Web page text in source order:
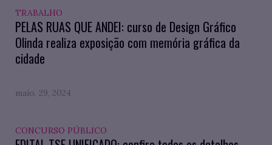
TRABALHO
PELAS RUAS QUE ANDEI: curso de Design Gráfico
Olinda realiza exposição com memória gráfica da
cidade
maio. 29, 2024
CONCURSO PÚBLICO